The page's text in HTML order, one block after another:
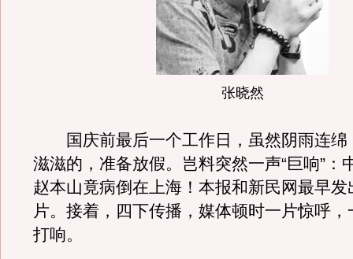
张晓然
国庆前最后一个工作日，虽然阴雨连绵
滋滋的，准备放假。岂料突然一声“巨响”：
赵本山竟病倒在上海！本报和新民网最早发
片。接着，四下传播，媒体顿时一片惊呼
打响。